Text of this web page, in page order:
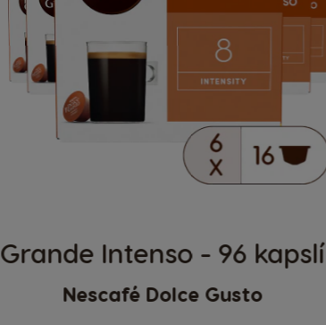
Grande Intenso - 96 kapslí
Nescafé Dolce Gusto